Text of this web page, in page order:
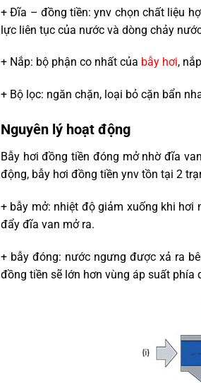
+ Đĩa – đồng tiền: ynv chọn chất liệu
lực liên tục của nước và dòng chảy
+ Nắp: bộ phận co nhất của bẫy hơi,
+ Bộ lọc: ngăn chặn, loại bỏ cặn bẩn
Nguyên lý hoạt động
Bẫy hơi đồng tiền đóng mở nhờ đĩa
động, bẫy hơi đồng tiền ynv tồn tại 2
+ bẫy mở: nhiệt độ giảm xuống khi
đẩy đĩa van mở ra.
+ bẫy đóng: nước ngưng được xả ra
đồng tiền sẽ lớn hơn vùng áp suất